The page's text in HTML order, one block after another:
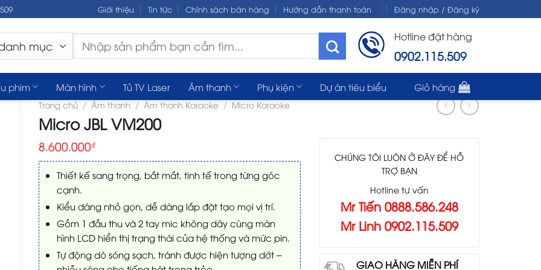
Giới thiệu Tin tức Chính sách bán hàng Hướng dẫn thanh toán Đăng nhập / Đăng ký
Tìm
kiếm:
Hotline đặt hàng
0902.115.509
phim Màn hình Tủ TV Laser Âm thanh Phụ kiện Dự án tiêu biểu Giỏ hàng
Trang chủ / Âm thanh / Âm thanh Karaoke / Micro Karaoke
Micro JBL VM200
8.600.000₫
Thiết kế sang trọng, bắt mắt, tinh tế trong từng góc
cạnh.
Kiểu dáng nhỏ gọn, dễ dàng lắp đặt tạo mọi vị trí.
Gồm 1 đầu thu và 2 tay mic không dây cùng màn
hình LCD hiển thị trạng thái của hệ thống và mức pin.
Tự động dò sóng sạch, tránh được hiện tượng dớt –
CHÚNG TÔI LUÔN Ở ĐÂY ĐỂ HỖ
TRỢ BẠN
Hotline tư vấn
Mr Tiến 0888.586.248
Mr Linh 0902.115.509
GIAO HÀNG MIỄN PHÍ